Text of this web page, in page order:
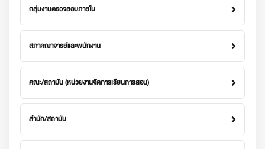
กลุ่มงานตรวจสอบภายใน
สภาคณาจารย์และพนักงาน
คณะ/สถาบัน (หน่วยงานจัดการเรียนการสอน)
สำนัก/สถาบัน